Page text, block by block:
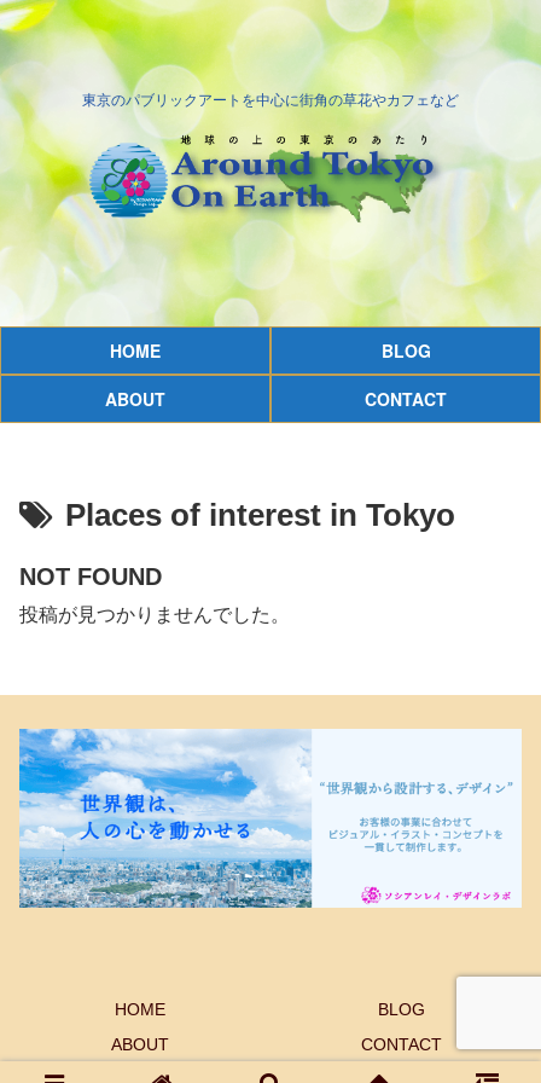
東京のパブリックアートを中心に街角の草花やカフェなど
HOME
BLOG
ABOUT
CONTACT
Places of interest in Tokyo
NOT FOUND
投稿が見つかりませんでした。
HOME
BLOG
ABOUT
CONTACT